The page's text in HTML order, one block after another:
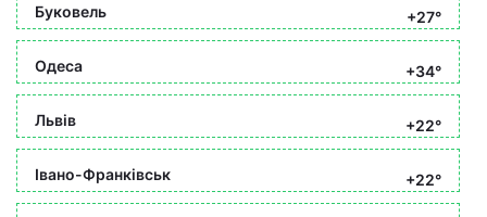
Буковель +27°
Одеса +34°
Львів +22°
Івано-Франківськ +22°